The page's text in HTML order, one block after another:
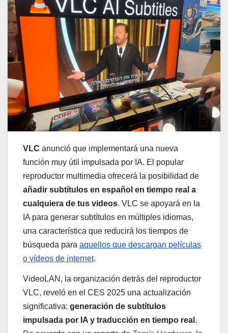
VLC anunció que implementará una nueva
función muy útil impulsada por IA. El popular
reproductor multimedia ofrecerá la posibilidad de
añadir subtítulos en español en tiempo real a
cualquiera de tus videos. VLC se apoyará en la
IA para generar subtítulos en múltiples idiomas,
una característica que reducirá los tiempos de
búsqueda para aquellos que descargan películas
o vídeos de internet.
VideoLAN, la organización detrás del reproductor
VLC, reveló en el CES 2025 una actualización
significativa: generación de subtítulos
impulsada por IA y traducción en tiempo real .